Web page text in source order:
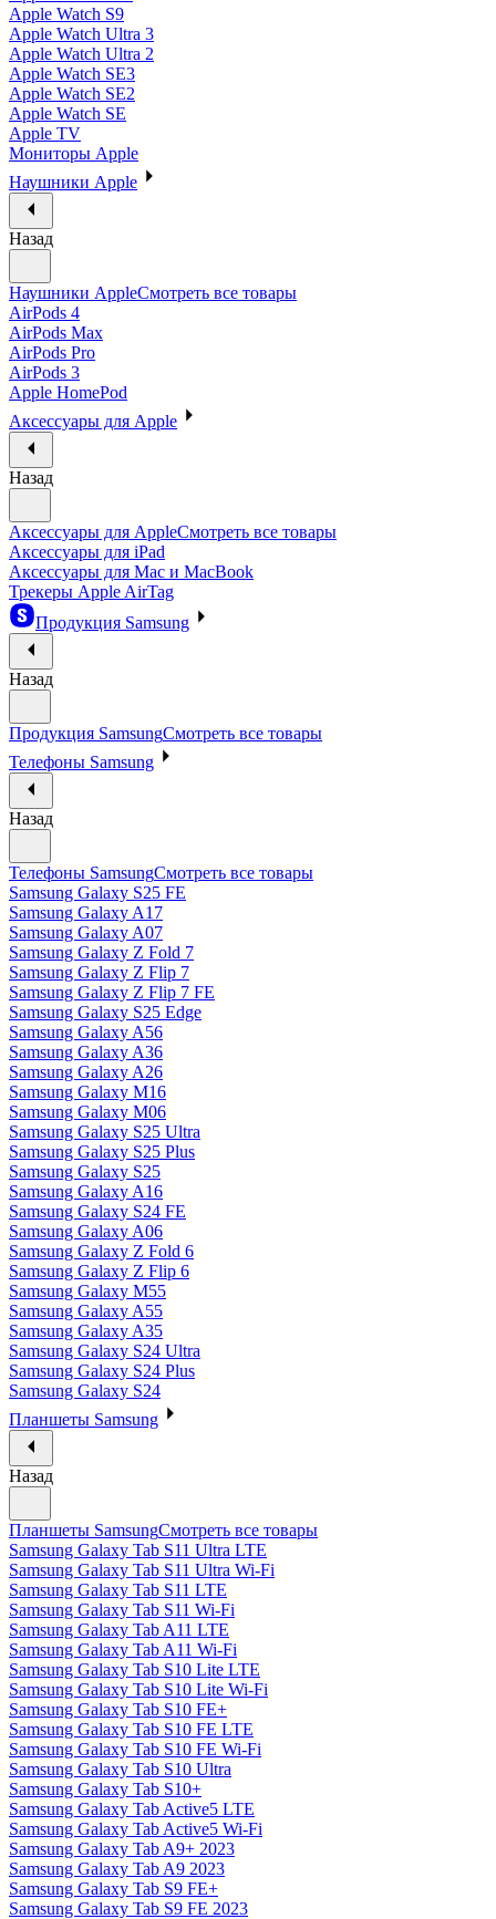
Apple Watch S9
Apple Watch Ultra 3
Apple Watch Ultra 2
Apple Watch SE3
Apple Watch SE2
Apple Watch SE
Apple TV
Мониторы Apple
Наушники Apple
Назад
Наушники AppleСмотреть все товары
AirPods 4
AirPods Max
AirPods Pro
AirPods 3
Apple HomePod
Аксессуары для Apple
Назад
Аксессуары для AppleСмотреть все товары
Аксессуары для iPad
Аксессуары для Mac и MacBook
Трекеры Apple AirTag
Продукция Samsung
Назад
Продукция SamsungСмотреть все товары
Телефоны Samsung
Назад
Телефоны SamsungСмотреть все товары
Samsung Galaxy S25 FE
Samsung Galaxy A17
Samsung Galaxy A07
Samsung Galaxy Z Fold 7
Samsung Galaxy Z Flip 7
Samsung Galaxy Z Flip 7 FE
Samsung Galaxy S25 Edge
Samsung Galaxy A56
Samsung Galaxy A36
Samsung Galaxy A26
Samsung Galaxy M16
Samsung Galaxy M06
Samsung Galaxy S25 Ultra
Samsung Galaxy S25 Plus
Samsung Galaxy S25
Samsung Galaxy A16
Samsung Galaxy S24 FE
Samsung Galaxy A06
Samsung Galaxy Z Fold 6
Samsung Galaxy Z Flip 6
Samsung Galaxy M55
Samsung Galaxy A55
Samsung Galaxy A35
Samsung Galaxy S24 Ultra
Samsung Galaxy S24 Plus
Samsung Galaxy S24
Планшеты Samsung
Назад
Планшеты SamsungСмотреть все товары
Samsung Galaxy Tab S11 Ultra LTE
Samsung Galaxy Tab S11 Ultra Wi-Fi
Samsung Galaxy Tab S11 LTE
Samsung Galaxy Tab S11 Wi-Fi
Samsung Galaxy Tab A11 LTE
Samsung Galaxy Tab A11 Wi-Fi
Samsung Galaxy Tab S10 Lite LTE
Samsung Galaxy Tab S10 Lite Wi-Fi
Samsung Galaxy Tab S10 FE+
Samsung Galaxy Tab S10 FE LTE
Samsung Galaxy Tab S10 FE Wi-Fi
Samsung Galaxy Tab S10 Ultra
Samsung Galaxy Tab S10+
Samsung Galaxy Tab Active5 LTE
Samsung Galaxy Tab Active5 Wi-Fi
Samsung Galaxy Tab A9+ 2023
Samsung Galaxy Tab A9 2023
Samsung Galaxy Tab S9 FE+
Samsung Galaxy Tab S9 FE 2023